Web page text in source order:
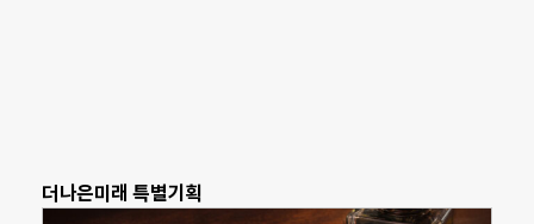
더나은미래 특별기획